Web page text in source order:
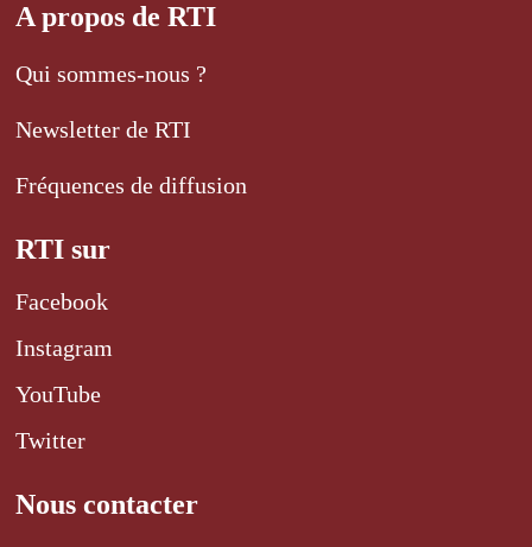
A propos de RTI
Qui sommes-nous ?
Newsletter de RTI
Fréquences de diffusion
RTI sur
Facebook
Instagram
YouTube
Twitter
Nous contacter